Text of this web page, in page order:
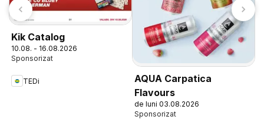
Kik Catalog
10.08. - 16.08.2026
TEDi
AQUA Carpatica
Flavours
de luni 03.08.2026